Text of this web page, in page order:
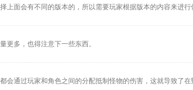
上面会有不同的版本的，所以需要玩家根据版本的内容来进行
更多，也得注意下一些东西。
会通过玩家和角色之间的分配抵制怪物的伤害，这就导致了